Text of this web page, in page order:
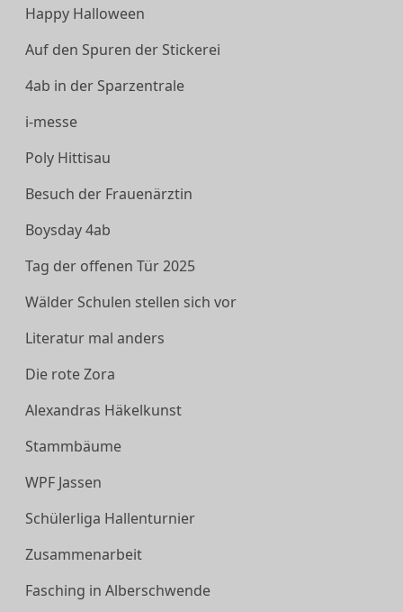
Happy Halloween
Auf den Spuren der Stickerei
4ab in der Sparzentrale
i-messe
Poly Hittisau
Besuch der Frauenärztin
Boysday 4ab
Tag der offenen Tür 2025
Wälder Schulen stellen sich vor
Literatur mal anders
Die rote Zora
Alexandras Häkelkunst
Stammbäume
WPF Jassen
Schülerliga Hallenturnier
Zusammenarbeit
Fasching in Alberschwende